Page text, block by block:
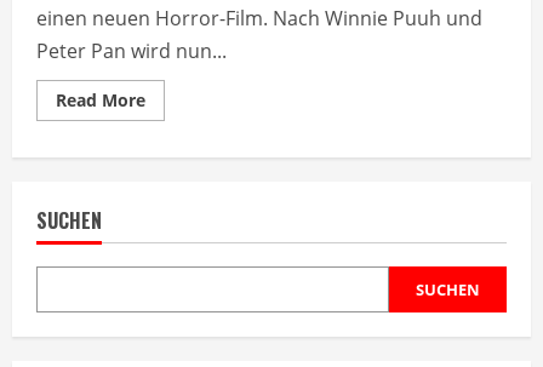
einen neuen Horror-Film. Nach Winnie Puuh und
Peter Pan wird nun...
Read MoreRead
more
SUCHEN
SUCHEN